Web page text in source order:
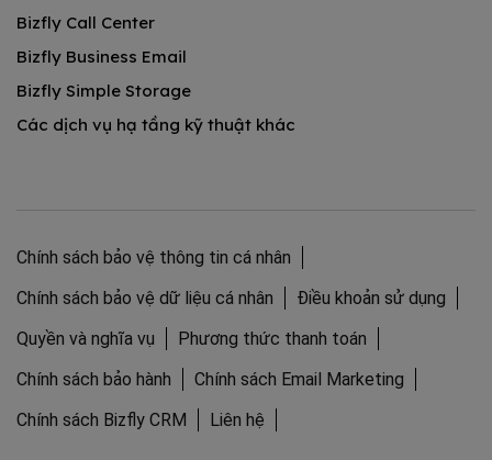
Bizfly Call Center
Bizfly Business Email
Bizfly Simple Storage
Các dịch vụ hạ tầng kỹ thuật khác
Chính sách bảo vệ thông tin cá nhân
Chính sách bảo vệ dữ liệu cá nhân
Điều khoản sử dụng
Quyền và nghĩa vụ
Phương thức thanh toán
Chính sách bảo hành
Chính sách Email Marketing
Chính sách Bizfly CRM
Liên hệ